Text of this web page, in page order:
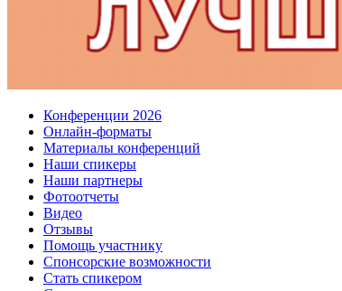
Конференции 2026
Онлайн-форматы
Материалы конференций
Наши спикеры
Наши партнеры
Фотоотчеты
Видео
Отзывы
Помощь участнику
Спонсорские возможности
Стать спикером